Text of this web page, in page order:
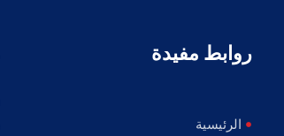
روابط مفيدة
الرئيسية